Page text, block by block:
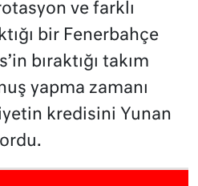
ve farklı
bir Fenerbahçe
bıraktığı takım
yapma zamanı
kredisini Yunan